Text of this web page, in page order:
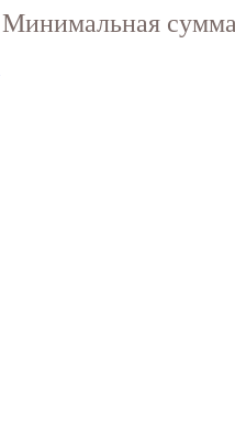
Минимальная сумма